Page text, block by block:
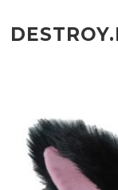
tartalomra